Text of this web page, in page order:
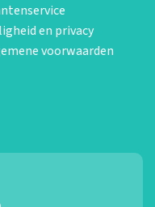
en privacy
voorwaarden